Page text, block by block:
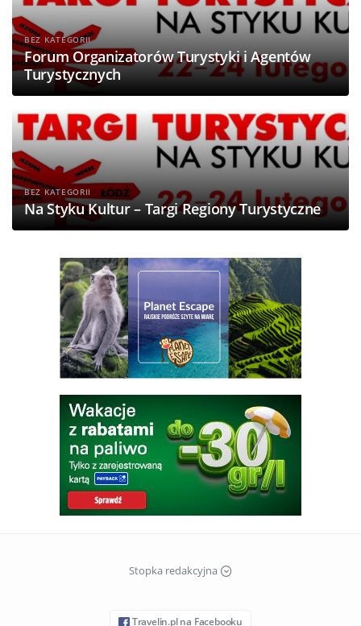
BEZ KATEGORII
Forum Organizatorów Turystyki i Agentów
Turystycznych
BEZ KATEGORII
Na Styku Kultur – Targi Regiony Turystyczne
Stopka redakcyjna
Travelin.pl na Facebooku